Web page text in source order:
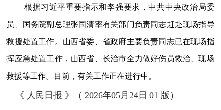
根据习近平重要指示和李强要求，中共中央政治局委
员、国务院副总理张国清率有关部门负责同志赶赴现场指导
救援处置工作。山西省委、省政府主要负责同志已在现场指
挥应急处置工作，山西省、长治市全力做好伤员救治、现场
救援等工作。目前，有关工作正在进行中。
《 人民日报 》（ 2026年05月24日 01 版）